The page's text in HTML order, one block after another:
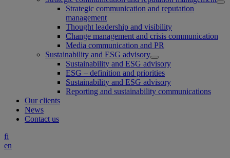
Strategic communication and reputation
management
Thought leadership and visibility
Change management and crisis communication
Media communication and PR
Sustainability and ESG advisory
Sustainability and ESG advisory
ESG – definition and priorities
Sustainability and ESG advisory
Reporting and sustainability communications
Our clients
News
Contact us
fi
en